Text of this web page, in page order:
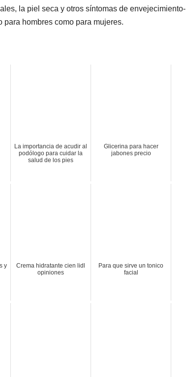
la piel seca y otros síntomas de envejecimiento-
hombres como para mujeres.
La importancia de acudir al
podólogo para cuidar la
salud de los pies
Glicerina para hacer
jabones precio
y
Crema hidratante cien lidl
opiniones
Para que sirve un tonico
facial